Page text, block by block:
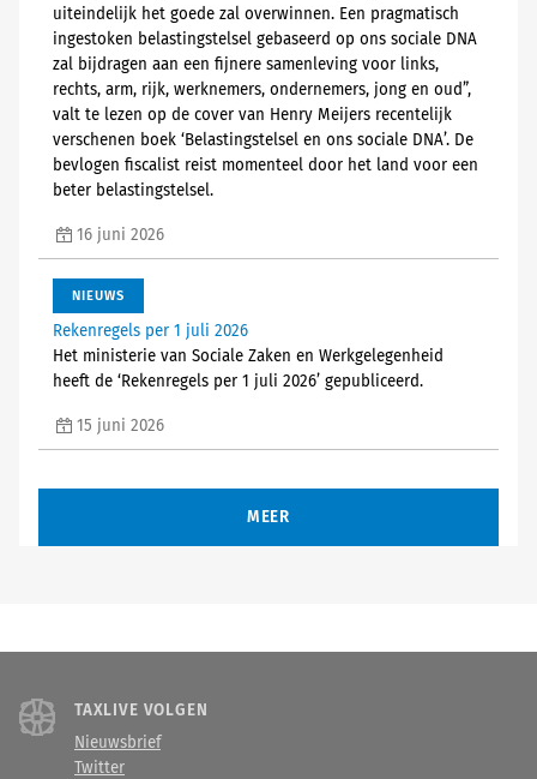
uiteindelijk het goede zal overwinnen. Een pragmatisch
ingestoken belastingstelsel gebaseerd op ons sociale DNA
zal bijdragen aan een fijnere samenleving voor links,
rechts, arm, rijk, werknemers, ondernemers, jong en oud”,
valt te lezen op de cover van Henry Meijers recentelijk
verschenen boek ‘Belastingstelsel en ons sociale DNA’. De
bevlogen fiscalist reist momenteel door het land voor een
beter belastingstelsel.
16 juni 2026
NIEUWS
Rekenregels per 1 juli 2026
Het ministerie van Sociale Zaken en Werkgelegenheid
heeft de ‘Rekenregels per 1 juli 2026’ gepubliceerd.
15 juni 2026
MEER
TAXLIVE VOLGEN
Nieuwsbrief
Twitter